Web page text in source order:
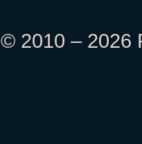
© 2010 – 2026